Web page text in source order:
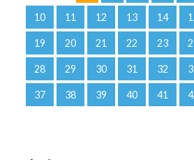
10 11 12 13 14
19 20 21 22 23
28 29 30 31 32
37 38 39 40 41